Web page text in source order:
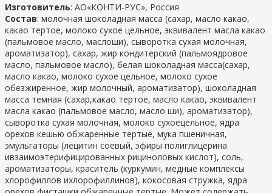
Изготовитель: АО«КОНТИ-РУС», Россия
Состав: молочная шоколадная масса (сахар, масло какао,
какао тертое, молоко сухое цельное, эквивалент масла какао
(пальмовое масло, маслоши), сыворотка сухая молочная,
ароматизатор), сахар, жир кондитерский (пальмоядровое
масло, пальмовое масло), белая шоколадная масса(сахар,
масло какао, молоко сухое цельное, молоко сухое
обезжиренное, жир молочный, ароматизатор), шоколадная
масса темная (сахар,какао тертое, масло какао, эквивалент
масла какао (пальмовое масло, масло ши), ароматизатор),
сыворотка сухая молочная, молоко сухоецельное, ядра
орехов кешью обжаренные тертые, мука пшеничная,
эмульгаторы (лецитин соевый, эфиры полиглицерина
ивзаимоэтерифицированных рициноловых кислот), соль,
ароматизаторы, краситель (куркумин, медные комплексы
хлорофиллов ихлорофиллинов), кокосовая стружка, ядра